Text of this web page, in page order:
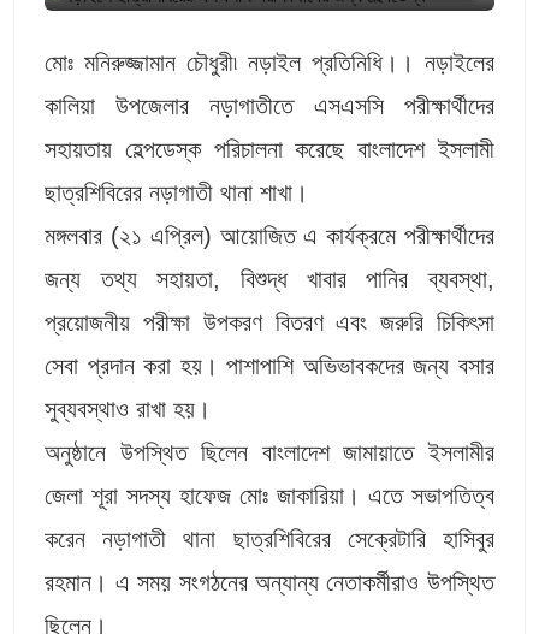
মোঃ মনিরুজ্জামান চৌধুরী৷ নড়াইল প্রতিনিধি।। নড়াইলের
কালিয়া উপজেলার নড়াগাতীতে এসএসসি পরীক্ষার্থীদের
সহায়তায় হেল্পডেস্ক পরিচালনা করেছে বাংলাদেশ ইসলামী
ছাত্রশিবিরের নড়াগাতী থানা শাখা।
মঙ্গলবার (২১ এপ্রিল) আয়োজিত এ কার্যক্রমে পরীক্ষার্থীদের
জন্য তথ্য সহায়তা, বিশুদ্ধ খাবার পানির ব্যবস্থা,
প্রয়োজনীয় পরীক্ষা উপকরণ বিতরণ এবং জরুরি চিকিৎসা
সেবা প্রদান করা হয়। পাশাপাশি অভিভাবকদের জন্য বসার
সুব্যবস্থাও রাখা হয়।
অনুষ্ঠানে উপস্থিত ছিলেন বাংলাদেশ জামায়াতে ইসলামীর
জেলা শূরা সদস্য হাফেজ মোঃ জাকারিয়া। এতে সভাপতিত্ব
করেন নড়াগাতী থানা ছাত্রশিবিরের সেক্রেটারি হাসিবুর
রহমান। এ সময় সংগঠনের অন্যান্য নেতাকর্মীরাও উপস্থিত
ছিলেন।